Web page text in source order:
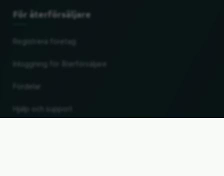
För återförsäljare
Inloggning för återförsäljare
Fördelar